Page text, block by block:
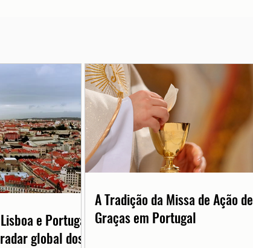
e Portugal
global dos
A Tradição da Missa de Ação de
Graças em Portugal